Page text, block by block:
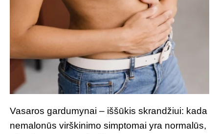
Vasaros gardumynai – iššūkis skrandžiui: kada
nemalonūs virškinimo simptomai yra normalūs,